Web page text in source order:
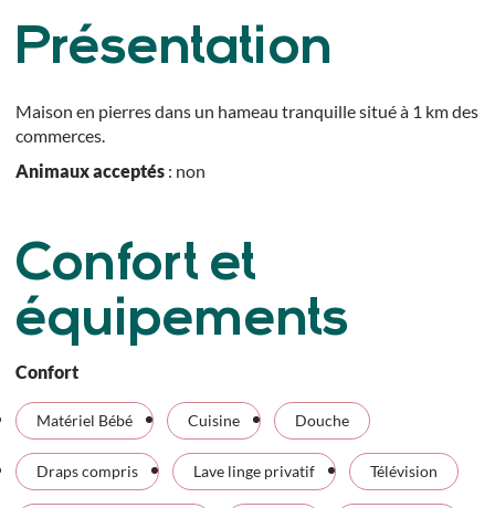
Présentation
Maison en pierres dans un hameau tranquille situé à 1 km des
commerces.
Animaux acceptés: non
Confort et
équipements
Confort
Matériel Bébé Cuisine Douche
Draps compris Lave linge privatif Télévision